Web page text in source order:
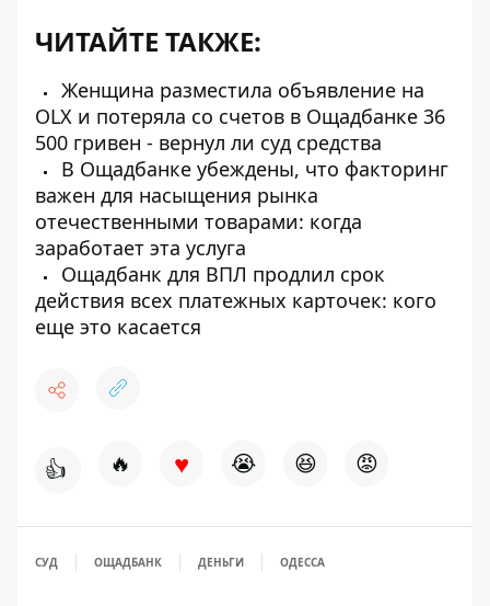
ЧИТАЙТЕ ТАКЖЕ:
Женщина разместила объявление на
OLX и потеряла со счетов в Ощадбанке 36
500 гривен - вернул ли суд средства
В Ощадбанке убеждены, что факторинг
важен для насыщения рынка
отечественными товарами: когда
заработает эта услуга
Ощадбанк для ВПЛ продлил срок
действия всех платежных карточек: кого
еще это касается
👍 🔥 ♥ 😭 😆 😡
СУД ОЩАДБАНК ДЕНЬГИ ОДЕССА